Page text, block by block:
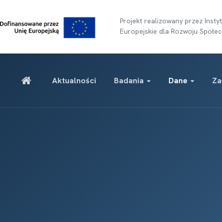
Projekt realizowany przez
Europejskie dla Rozwoju
Aktualności Badania Dane